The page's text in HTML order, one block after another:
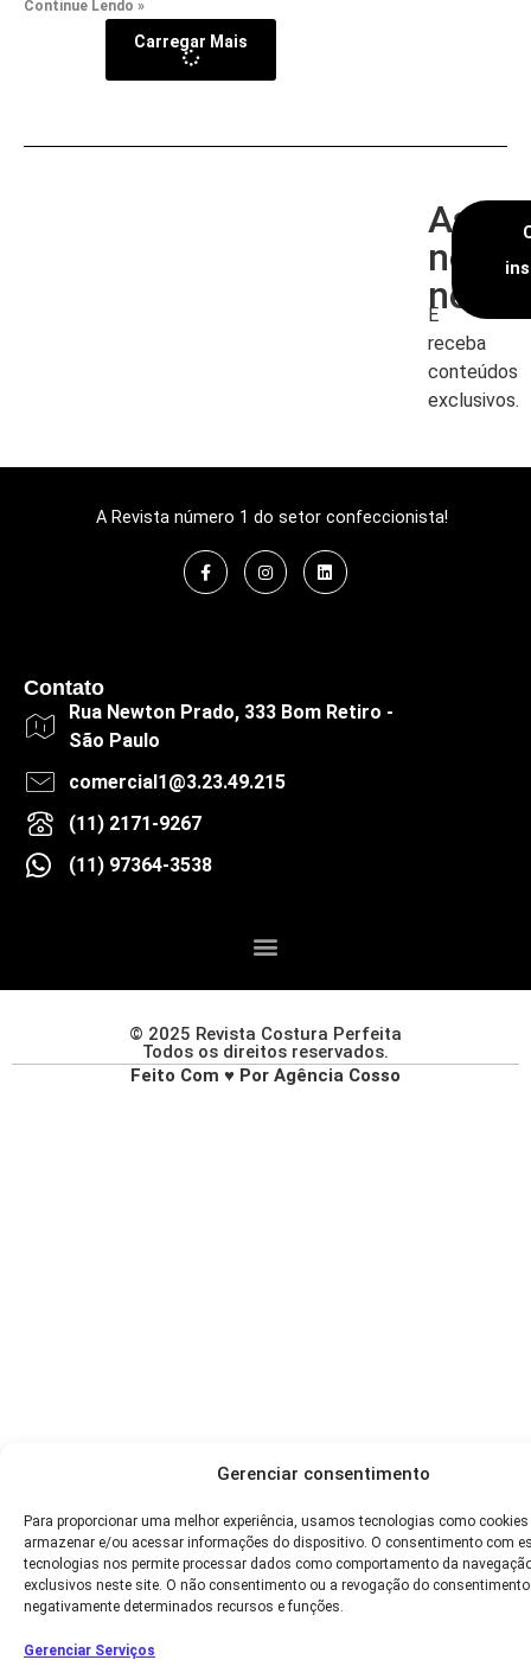
Gerenciar consentimento
Para proporcionar uma melhor experiência, usamos tecnologias como cookies
armazenar e/ou acessar informações do dispositivo. O consentimento com
tecnologias nos permite processar dados como comportamento da
exclusivos neste site. O não consentimento ou a revogação do
negativamente determinados recursos e funções.
Gerenciar Serviços
Continue Lendo »
Carregar Mais
nossa
E
receba
conteúdos
exclusivos.
A Revista número 1 do setor confeccionista!
Contato
Rua Newton Prado, 333 Bom Retiro -
São Paulo
comercial1@3.23.49.215
(11) 2171-9267
(11) 97364-3538
© 2025 Revista Costura Perfeita
Todos os direitos reservados.
Feito Com ♥ Por Agência Cosso